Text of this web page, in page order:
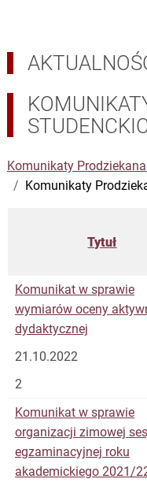
Komunikaty
Komunikaty
Tytuł
Komunikat w sprawie
wymiarów oceny
dydaktycznej
21.10.2022
2
Komunikat w sprawie
organizacji zimowej
egzaminacyjnej roku
akademickiego 2021/